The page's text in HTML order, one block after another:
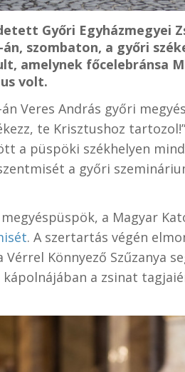
Győri Egyházmegyei
szombaton, a győri
amelynek főcelebránsa
volt.
Veres András győri
te Krisztushoz
a püspöki székhelyen
a győri
a Magyar
. A szertartás végén
Könnyező Szűzanya
a zsinat